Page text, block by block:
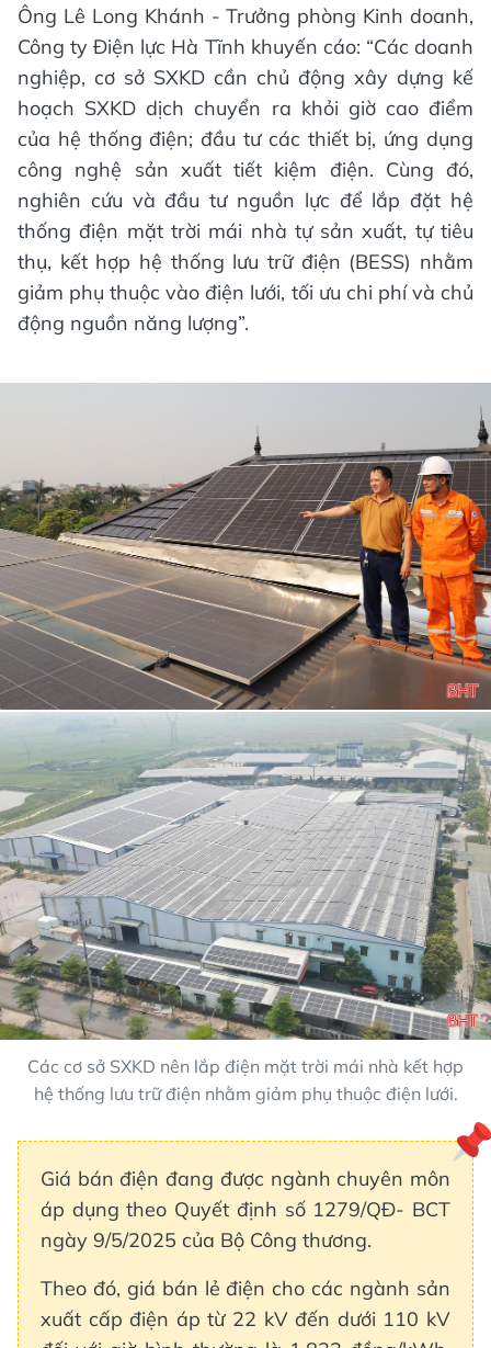
Ông Lê Long Khánh - Trưởng phòng Kinh doanh,
Công ty Điện lực Hà Tĩnh khuyến cáo: “Các doanh
nghiệp, cơ sở SXKD cần chủ động xây dựng kế
hoạch SXKD dịch chuyển ra khỏi giờ cao điểm
của hệ thống điện; đầu tư các thiết bị, ứng dụng
công nghệ sản xuất tiết kiệm điện. Cùng đó,
nghiên cứu và đầu tư nguồn lực để lắp đặt hệ
thống điện mặt trời mái nhà tự sản xuất, tự tiêu
thụ, kết hợp hệ thống lưu trữ điện (BESS) nhằm
giảm phụ thuộc vào điện lưới, tối ưu chi phí và chủ
động nguồn năng lượng”.
Các cơ sở SXKD nên lắp điện mặt trời mái nhà kết hợp
hệ thống lưu trữ điện nhằm giảm phụ thuộc điện lưới.
Giá bán điện đang được ngành chuyên môn
áp dụng theo Quyết định số 1279/QĐ- BCT
ngày 9/5/2025 của Bộ Công thương.
Theo đó, giá bán lẻ điện cho các ngành sản
xuất cấp điện áp từ 22 kV đến dưới 110 kV